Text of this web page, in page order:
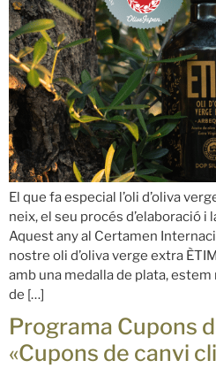
El que fa especial l’oli d’oliva
neix, el seu procés d’elaboració
Aquest any al Certamen
nostre oli d’oliva verge extra
amb una medalla de plata,
de […]
Programa Cupons
«Cupons de canvi